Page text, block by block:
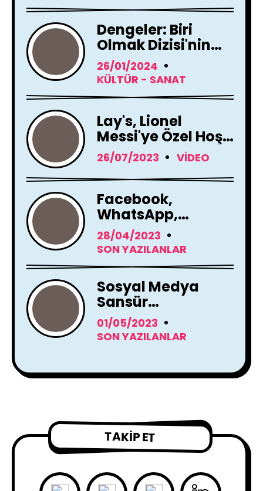
Dengeler: Biri
Olmak Dizisi'nin
Çekimleri Başladı !
26/01/2024
KÜLTÜR - SANAT
Lay's, Lionel
Messi'ye Özel Hoş
Geldin Mesajı!
26/07/2023 VIDEO
Facebook,
WhatsApp,
Instagram Yapay
Zeka Araçları
Kullanacak
28/04/2023
SON YAZILANLAR
Sosyal Medya
Sansür
Tartışmaları
01/05/2023
SON YAZILANLAR
TAKIP ET